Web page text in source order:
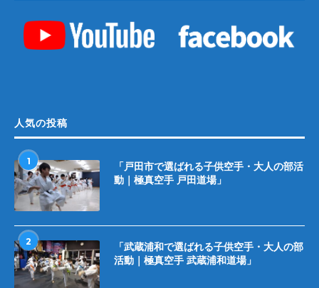
人気の投稿
1
「戸田市で選ばれる子供空手・大人の部活
動｜極真空手 戸田道場」
2
「武蔵浦和で選ばれる子供空手・大人の部
活動｜極真空手 武蔵浦和道場」